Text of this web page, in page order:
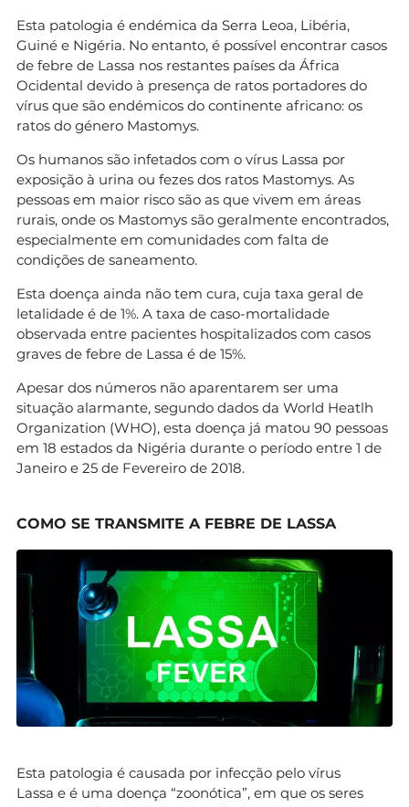
Esta patologia é endémica da Serra Leoa, Libéria,
Guiné e Nigéria. No entanto, é possível encontrar casos
de febre de Lassa nos restantes países da África
Ocidental devido à presença de ratos portadores do
vírus que são endémicos do continente africano: os
ratos do género Mastomys.
Os humanos são infetados com o vírus Lassa por
exposição à urina ou fezes dos ratos Mastomys. As
pessoas em maior risco são as que vivem em áreas
rurais, onde os Mastomys são geralmente encontrados,
especialmente em comunidades com falta de
condições de saneamento.
Esta doença ainda não tem cura, cuja taxa geral de
letalidade é de 1%. A taxa de caso-mortalidade
observada entre pacientes hospitalizados com casos
graves de febre de Lassa é de 15%.
Apesar dos números não aparentarem ser uma
situação alarmante, segundo dados da World Heatlh
Organization (WHO), esta doença já matou 90 pessoas
em 18 estados da Nigéria durante o período entre 1 de
Janeiro e 25 de Fevereiro de 2018.
COMO SE TRANSMITE A FEBRE DE LASSA
Esta patologia é causada por infecção pelo vírus
Lassa e é uma doença “zoonótica”, em que os seres